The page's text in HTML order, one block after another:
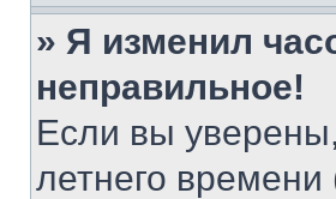
» Я изменил
неправильное!
Если вы
летнего времени